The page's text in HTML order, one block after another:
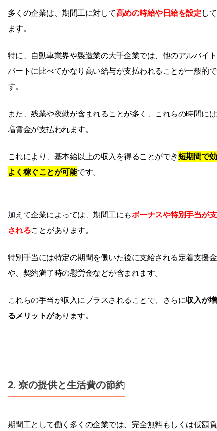
多くの企業は、期間工に対して高めの時給や日給を設定し
ます。
特に、自動車業界や製造業の大手企業では、他のアルバイ
パートに比べてかなり高い給与が支払われることが一般的で
す。
また、残業や夜勤が含まれることが多く、これらの時間に
増賃金が支払われます。
これにより、基本給以上の収入を得ることができ短期間で
よく稼ぐことが可能です。
加えて企業によっては、期間工にもボーナスや特別手当が
されることがあります。
特別手当には特定の期間を働いた後に支給される定着支援金
や、契約満了時の慰労金などが含まれます。
これらの手当が収入にプラスされることで、さらに収入が
るメリットがあります。
2. 寮の提供と生活費の節約
期間工として働く多くの企業では、完全無料もしくは低額